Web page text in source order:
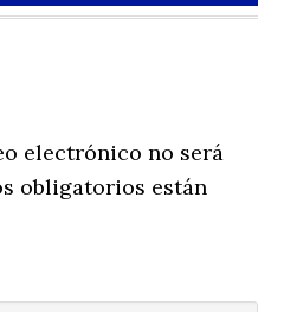
electrónico no será
obligatorios están